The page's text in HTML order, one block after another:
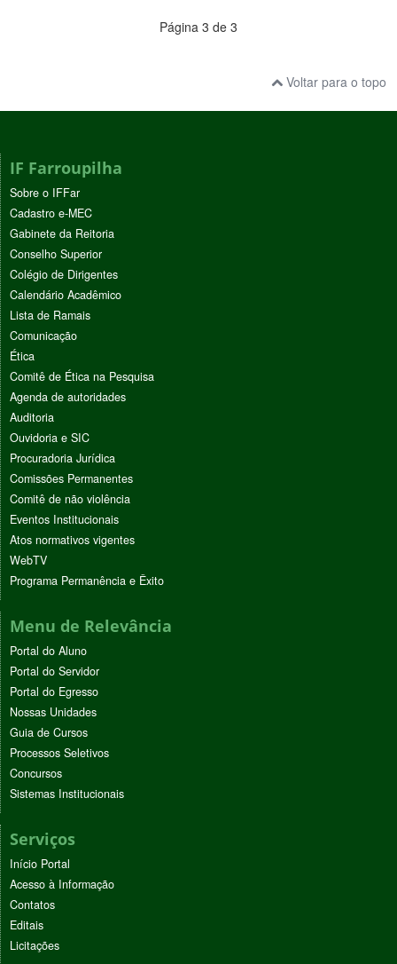
Página 3 de 3
Voltar para o topo
IF Farroupilha
Sobre o IFFar
Cadastro e-MEC
Gabinete da Reitoria
Conselho Superior
Colégio de Dirigentes
Calendário Acadêmico
Lista de Ramais
Comunicação
Ética
Comitê de Ética na Pesquisa
Agenda de autoridades
Auditoria
Ouvidoria e SIC
Procuradoria Jurídica
Comissões Permanentes
Comitê de não violência
Eventos Institucionais
Atos normativos vigentes
WebTV
Programa Permanência e Êxito
Menu de Relevância
Portal do Aluno
Portal do Servidor
Portal do Egresso
Nossas Unidades
Guia de Cursos
Processos Seletivos
Concursos
Sistemas Institucionais
Serviços
Início Portal
Acesso à Informação
Contatos
Editais
Licitações